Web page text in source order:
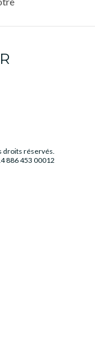
droits réservés.
886 453 00012